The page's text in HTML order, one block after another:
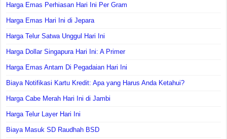
Harga Emas Perhiasan Hari Ini Per Gram
Harga Emas Hari Ini di Jepara
Harga Telur Satwa Unggul Hari Ini
Harga Dollar Singapura Hari Ini: A Primer
Harga Emas Antam Di Pegadaian Hari Ini
Biaya Notifikasi Kartu Kredit: Apa yang Harus Anda Ketahui?
Harga Cabe Merah Hari Ini di Jambi
Harga Telur Layer Hari Ini
Biaya Masuk SD Raudhah BSD